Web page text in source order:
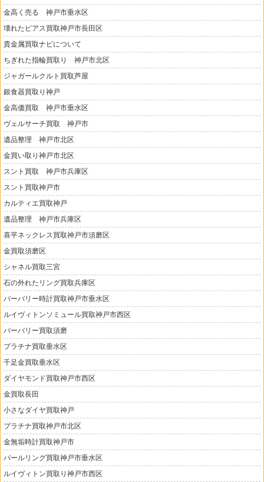
金高く売る 神戸市垂水区
壊れたピアス買取神戸市長田区
貴金属買取ナビについて
ちぎれた指輪買取り 神戸市北区
ジャガールクルト買取芦屋
銀食器買取り神戸
金高価買取 神戸市垂水区
ヴェルサーチ買取 神戸市
遺品整理 神戸市北区
金買い取り神戸市北区
スント買取 神戸市兵庫区
スント買取神戸市
カルティエ買取神戸
遺品整理 神戸市兵庫区
喜平ネックレス買取神戸市須磨区
金買取須磨区
シャネル買取三宮
石の外れたリング買取兵庫区
バーバリー時計買取神戸市垂水区
ルイヴィトンソミュール買取神戸市西区
バーバリー買取須磨
プラチナ買取垂水区
千足金買取垂水区
ダイヤモンド買取神戸市西区
金買取長田
小さなダイヤ買取神戸
プラチナ買取神戸市北区
金無垢時計買取神戸市
パールリング買取神戸市垂水区
ルイヴィトン買取り神戸市西区